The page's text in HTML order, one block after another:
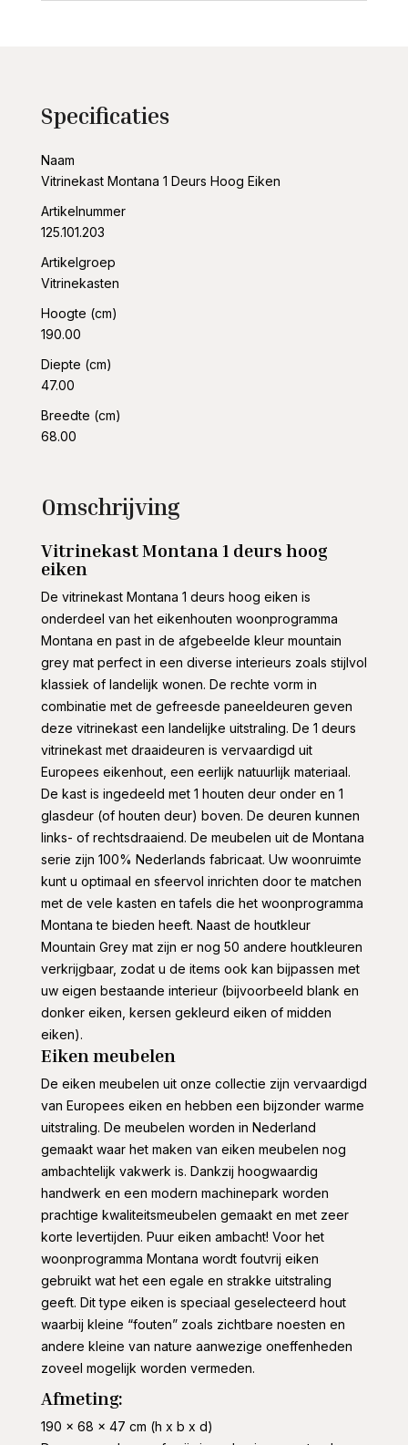
Specificaties
Naam
Vitrinekast Montana 1 Deurs Hoog Eiken
Artikelnummer
125.101.203
Artikelgroep
Vitrinekasten
Hoogte (cm)
190.00
Diepte (cm)
47.00
Breedte (cm)
68.00
Omschrijving
Vitrinekast Montana 1 deurs hoog
eiken
De vitrinekast Montana 1 deurs hoog eiken is
onderdeel van het eikenhouten woonprogramma
Montana en past in de afgebeelde kleur mountain
grey mat perfect in een diverse interieurs zoals stijlvol
klassiek of landelijk wonen. De rechte vorm in
combinatie met de gefreesde paneeldeuren geven
deze vitrinekast een landelijke uitstraling. De 1 deurs
vitrinekast met draaideuren is vervaardigd uit
Europees eikenhout, een eerlijk natuurlijk materiaal.
De kast is ingedeeld met 1 houten deur onder en 1
glasdeur (of houten deur) boven. De deuren kunnen
links- of rechtsdraaiend. De meubelen uit de Montana
serie zijn 100% Nederlands fabricaat. Uw woonruimte
kunt u optimaal en sfeervol inrichten door te matchen
met de vele kasten en tafels die het woonprogramma
Montana te bieden heeft. Naast de houtkleur
Mountain Grey mat zijn er nog 50 andere houtkleuren
verkrijgbaar, zodat u de items ook kan bijpassen met
uw eigen bestaande interieur (bijvoorbeeld blank en
donker eiken, kersen gekleurd eiken of midden
eiken).
Eiken meubelen
De eiken meubelen uit onze collectie zijn vervaardigd
van Europees eiken en hebben een bijzonder warme
uitstraling. De meubelen worden in Nederland
gemaakt waar het maken van eiken meubelen nog
ambachtelijk vakwerk is. Dankzij hoogwaardig
handwerk en een modern machinepark worden
prachtige kwaliteitsmeubelen gemaakt en met zeer
korte levertijden. Puur eiken ambacht! Voor het
woonprogramma Montana wordt foutvrij eiken
gebruikt wat het een egale en strakke uitstraling
geeft. Dit type eiken is speciaal geselecteerd hout
waarbij kleine “fouten” zoals zichtbare noesten en
andere kleine van nature aanwezige oneffenheden
zoveel mogelijk worden vermeden.
Afmeting:
190 x 68 x 47 cm (h x b x d)